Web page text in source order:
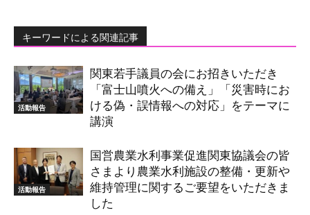
キーワードによる関連記事
活動報告
関東若手議員の会にお招きいただき
「富士山噴火への備え」「災害時にお
ける偽・誤情報への対応」をテーマに
講演
活動報告
国営農業水利事業促進関東協議会の皆
さまより農業水利施設の整備・更新や
維持管理に関するご要望をいただきま
した